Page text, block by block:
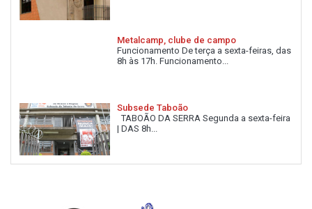
Metalcamp, clube de campo
Funcionamento De terça a sexta-feiras, das
8h às 17h. Funcionamento...
Subsede Taboão
TABOÃO DA SERRA Segunda a sexta-feira
| DAS 8h...